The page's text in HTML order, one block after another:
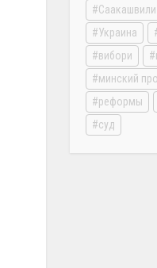
Саакашвили
Украина
вибори
минский
реформы
суд